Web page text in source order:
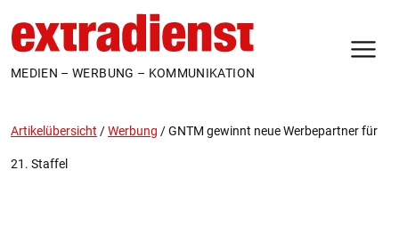
MEDIEN – WERBUNG – KOMMUNIKATION
Artikelübersicht /Werbung /GNTM gewinnt neue Werbepartner für
21. Staffel